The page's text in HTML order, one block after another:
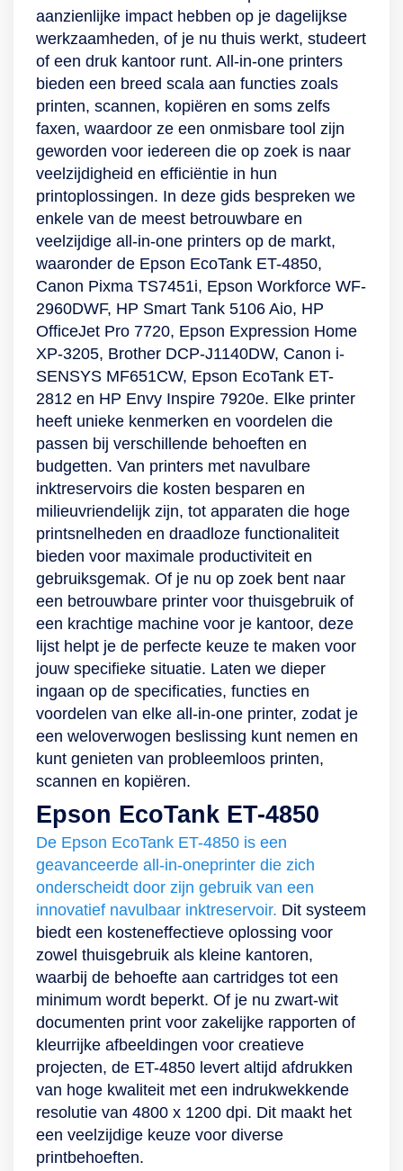
bent? Gebruik dan
de Usb- of
ethernetaansluiting.
De printer drukt
binnen een minuut
tot wel 33 pagina’s
in zwart-wit af en 15
pagina’s in kleur.
Ook voor het
scannen hoef je niet
lang te wachten.
Binnen 28
seconden scan je
een document in
kleur en een zwart-
witdocument in
slechts 11
seconden!
Duurzaam en
gebruiksvriendelijk
Bij de EcoTank Et-
4850 van Epson
staat zowel
duurzaamheid als
gebruiksgemak
voorop. Op basis
van een set
inktflessen print je
tot 4.500 zwart-
witpagina’s en
7.500 in kleur,
waardoor je tot 72
(kleuren)cartridges
aan inkt bespaart.
Daarnaast is deze
energiezuinig
dankzij de Heat-
Free Technology,
zodat de
printeronderdelen
langer meegaan.
Verder heb je met
de Epson Smart
Panel-app op je
mobiele apparaat
de mogelijkheid om
op afstand te
kopiëren, printen en
scannen.
Bovendien is het
installatieposter
cm aan de
voorzijde. Printen,
kopiëren en
scannen Of je nu
een verslag of
scriptie moet
uitdraaien, of die
ene belangrijke e-
mail ook op papier
bij de hand wil
hebben; de
Expression Home is
ontworpen voor
veelzijdigheid en
gebruiksgemak. Het
papiervak
ondersteunt tot wel
100 vellen A4-
papier. Daarnaast
heb je met de
scanner aan de
bovenkant de optie
om jouw
documenten te
kopiëren, maar ook
om deze direct op
jouw pc op te slaan.
Met dit apparaat
print je zowel enkel-
als dubbelzijdig,
waardoor je zowel
tijd als papier
bespaart.
Compatibel met
USB en wifi Koppel
Expression snel en
eenvoudig met jouw
pc via de USB-
ingang of de
ingebouwde
wifiverbinding.
Dankzij zijn
printsnelheid van 10
ppm in zwart-wit en
5 ppm in kleur heb
je in een mum van
tijd meerdere
documenten van
betrouwbare
kwaliteit klaarliggen
cent met Wi-Fi, Wi-
Fi Direct, Epson
Connect1 en Apple
AirPrint2. Dit krijg je
erbij: Individual Ink
Cartridges, Main
unit, Power cable,
Setup guide,
Warranty document
van je alledaagse
en zakelijke
documenten met
automatisch
dubbelzijdig printen.
Print handig je foto’s
op verschillende
formaten met een
ingebouwde
fotolade. Inclusief 3
maanden
proefperiode voor
Instant Ink bij
installatie van Hp+.
Deze printer heeft
dynamische
beveiliging. Dit
houdt in dat de
printer gemaakt is
om alleen te werken
met cartridges die
nieuwe of
hergebruikte HP-
chips of
elektronische HP-
circuits hebben.
Cartridges zonder
HP chip of HP
elektronisch circuit
worden
geblokkeerd. Dit
krijg je erbij: 1x
printer, 1x HP 303
zwarte setup-
cartridge, 1x HP 303
cartridge, 1x
handleiding, 1x
netsnoer
naar jouw pc of
laptop te scannen.
In zwart-wit draait
deze Canon Pixma
tot wel 13 pagina's
per minuut uit, en tot
7 pagina's in kleur.
Sluit de printer aan,
maak verbinding
met jouw pc of
mobiele apparaat
via wifi en ga
meteen aan de slag.
aanzienlijke impact hebben op je dagelijkse
werkzaamheden, of je nu thuis werkt, studeert
of een druk kantoor runt. All-in-one printers
bieden een breed scala aan functies zoals
printen, scannen, kopiëren en soms zelfs
faxen, waardoor ze een onmisbare tool zijn
geworden voor iedereen die op zoek is naar
veelzijdigheid en efficiëntie in hun
printoplossingen. In deze gids bespreken we
enkele van de meest betrouwbare en
veelzijdige all-in-one printers op de markt,
waaronder de Epson EcoTank ET-4850,
Canon Pixma TS7451i, Epson Workforce WF-
2960DWF, HP Smart Tank 5106 Aio, HP
OfficeJet Pro 7720, Epson Expression Home
XP-3205, Brother DCP-J1140DW, Canon i-
SENSYS MF651CW, Epson EcoTank ET-
2812 en HP Envy Inspire 7920e. Elke printer
heeft unieke kenmerken en voordelen die
passen bij verschillende behoeften en
budgetten. Van printers met navulbare
inktreservoirs die kosten besparen en
milieuvriendelijk zijn, tot apparaten die hoge
printsnelheden en draadloze functionaliteit
bieden voor maximale productiviteit en
gebruiksgemak. Of je nu op zoek bent naar
een betrouwbare printer voor thuisgebruik of
een krachtige machine voor je kantoor, deze
lijst helpt je de perfecte keuze te maken voor
jouw specifieke situatie. Laten we dieper
ingaan op de specificaties, functies en
voordelen van elke all-in-one printer, zodat je
een weloverwogen beslissing kunt nemen en
kunt genieten van probleemloos printen,
scannen en kopiëren.
Epson EcoTank ET-4850
De Epson EcoTank ET-4850 is een
geavanceerde all-in-oneprinter die zich
onderscheidt door zijn gebruik van een
innovatief navulbaar inktreservoir. Dit systeem
biedt een kosteneffectieve oplossing voor
zowel thuisgebruik als kleine kantoren,
waarbij de behoefte aan cartridges tot een
minimum wordt beperkt. Of je nu zwart-wit
documenten print voor zakelijke rapporten of
kleurrijke afbeeldingen voor creatieve
projecten, de ET-4850 levert altijd afdrukken
van hoge kwaliteit met een indrukwekkende
resolutie van 4800 x 1200 dpi. Dit maakt het
een veelzijdige keuze voor diverse
printbehoeften.